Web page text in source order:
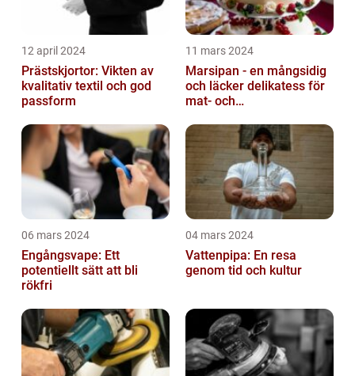
12 april 2024
Prästskjortor: Vikten av
kvalitativ textil och god
passform
11 mars 2024
Marsipan - en mångsidig
och läcker delikatess för
mat- och
06 mars 2024
Engångsvape: Ett
potentiellt sätt att bli
rökfri
04 mars 2024
Vattenpipa: En resa
genom tid och kultur